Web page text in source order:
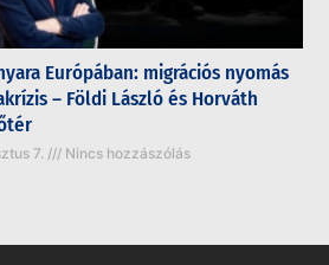
Európában: migrációs nyomás
– Földi László és Horváth
7. Nincs hozzászólás